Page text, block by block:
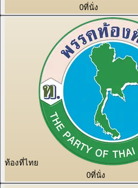
0ที่นั่ง
ท้องที่ไทย
0ที่นั่ง